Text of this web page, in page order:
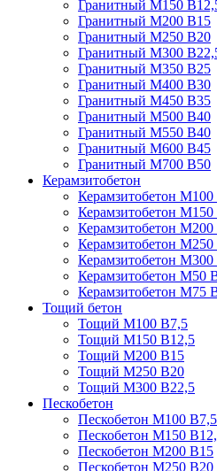
Гранитный М150
Гранитный М200 В15
Гранитный М250 В20
Гранитный М300
Гранитный М350 В25
Гранитный М400 В30
Гранитный М450 В35
Гранитный М500 В40
Гранитный М550 В40
Гранитный М600 В45
Гранитный М700 В50
Керамзитобетон
Керамзитобетон
Керамзитобетон
Керамзитобетон
Керамзитобетон
Керамзитобетон
Керамзитобетон М50
Керамзитобетон М75
Тощий бетон
Тощий М100 В7,5
Тощий М150 В12,5
Тощий М200 В15
Тощий М250 В20
Тощий М300 В22,5
Пескобетон
Пескобетон М100 В7,5
Пескобетон М150
Пескобетон М200 В15
Пескобетон М250 В20